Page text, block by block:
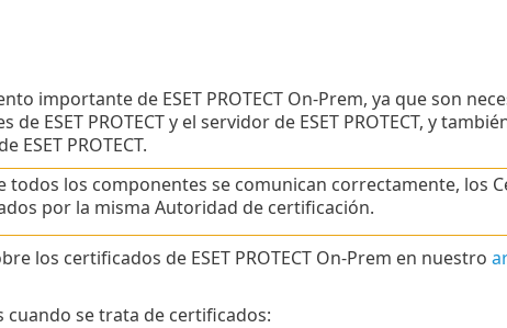
importante de ESET PROTECT On-Prem, ya que son
ESET PROTECT y el servidor de ESET PROTECT, y
PROTECT.
todos los componentes se comunican correctamente, los
por la misma Autoridad de certificación.
los certificados de ESET PROTECT On-Prem en nuestro
cuando se trata de certificados: